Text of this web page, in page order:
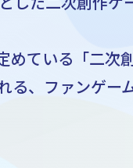
めている「二
、ファンゲー